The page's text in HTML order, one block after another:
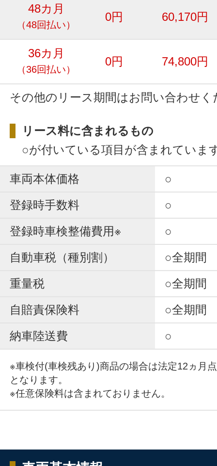
48カ月
（48回払い）
0円 60,170円
36カ月
（36回払い）
0円 74,800円
その他のリース期間はお問い合わせく
リース料に含まれるもの
○が付いている項目が含まれていま
車両本体価格
○
登録時手数料
○
登録時車検整備費用※
○
自動車税（種別割）
○全期間
重量税
○全期間
自賠責保険料
○全期間
納車陸送費
○
※車検付(車検残あり)商品の場合は法定12ヵ月
となります。
※任意保険料は含まれておりません。